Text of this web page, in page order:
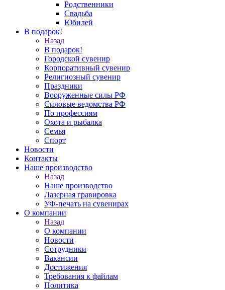
Родственники
Свадьба
Юбилей
В подарок!
Назад
В подарок!
Городской сувенир
Корпоративный сувенир
Религиозный сувенир
Праздники
Вооруженные силы РФ
Силовые ведомства РФ
По профессиям
Охота и рыбалка
Семья
Спорт
Новости
Контакты
Наше производство
Назад
Наше производство
Лазерная гравировка
УФ-печать на сувенирах
О компании
Назад
О компании
Новости
Сотрудники
Вакансии
Достижения
Требования к файлам
Политика